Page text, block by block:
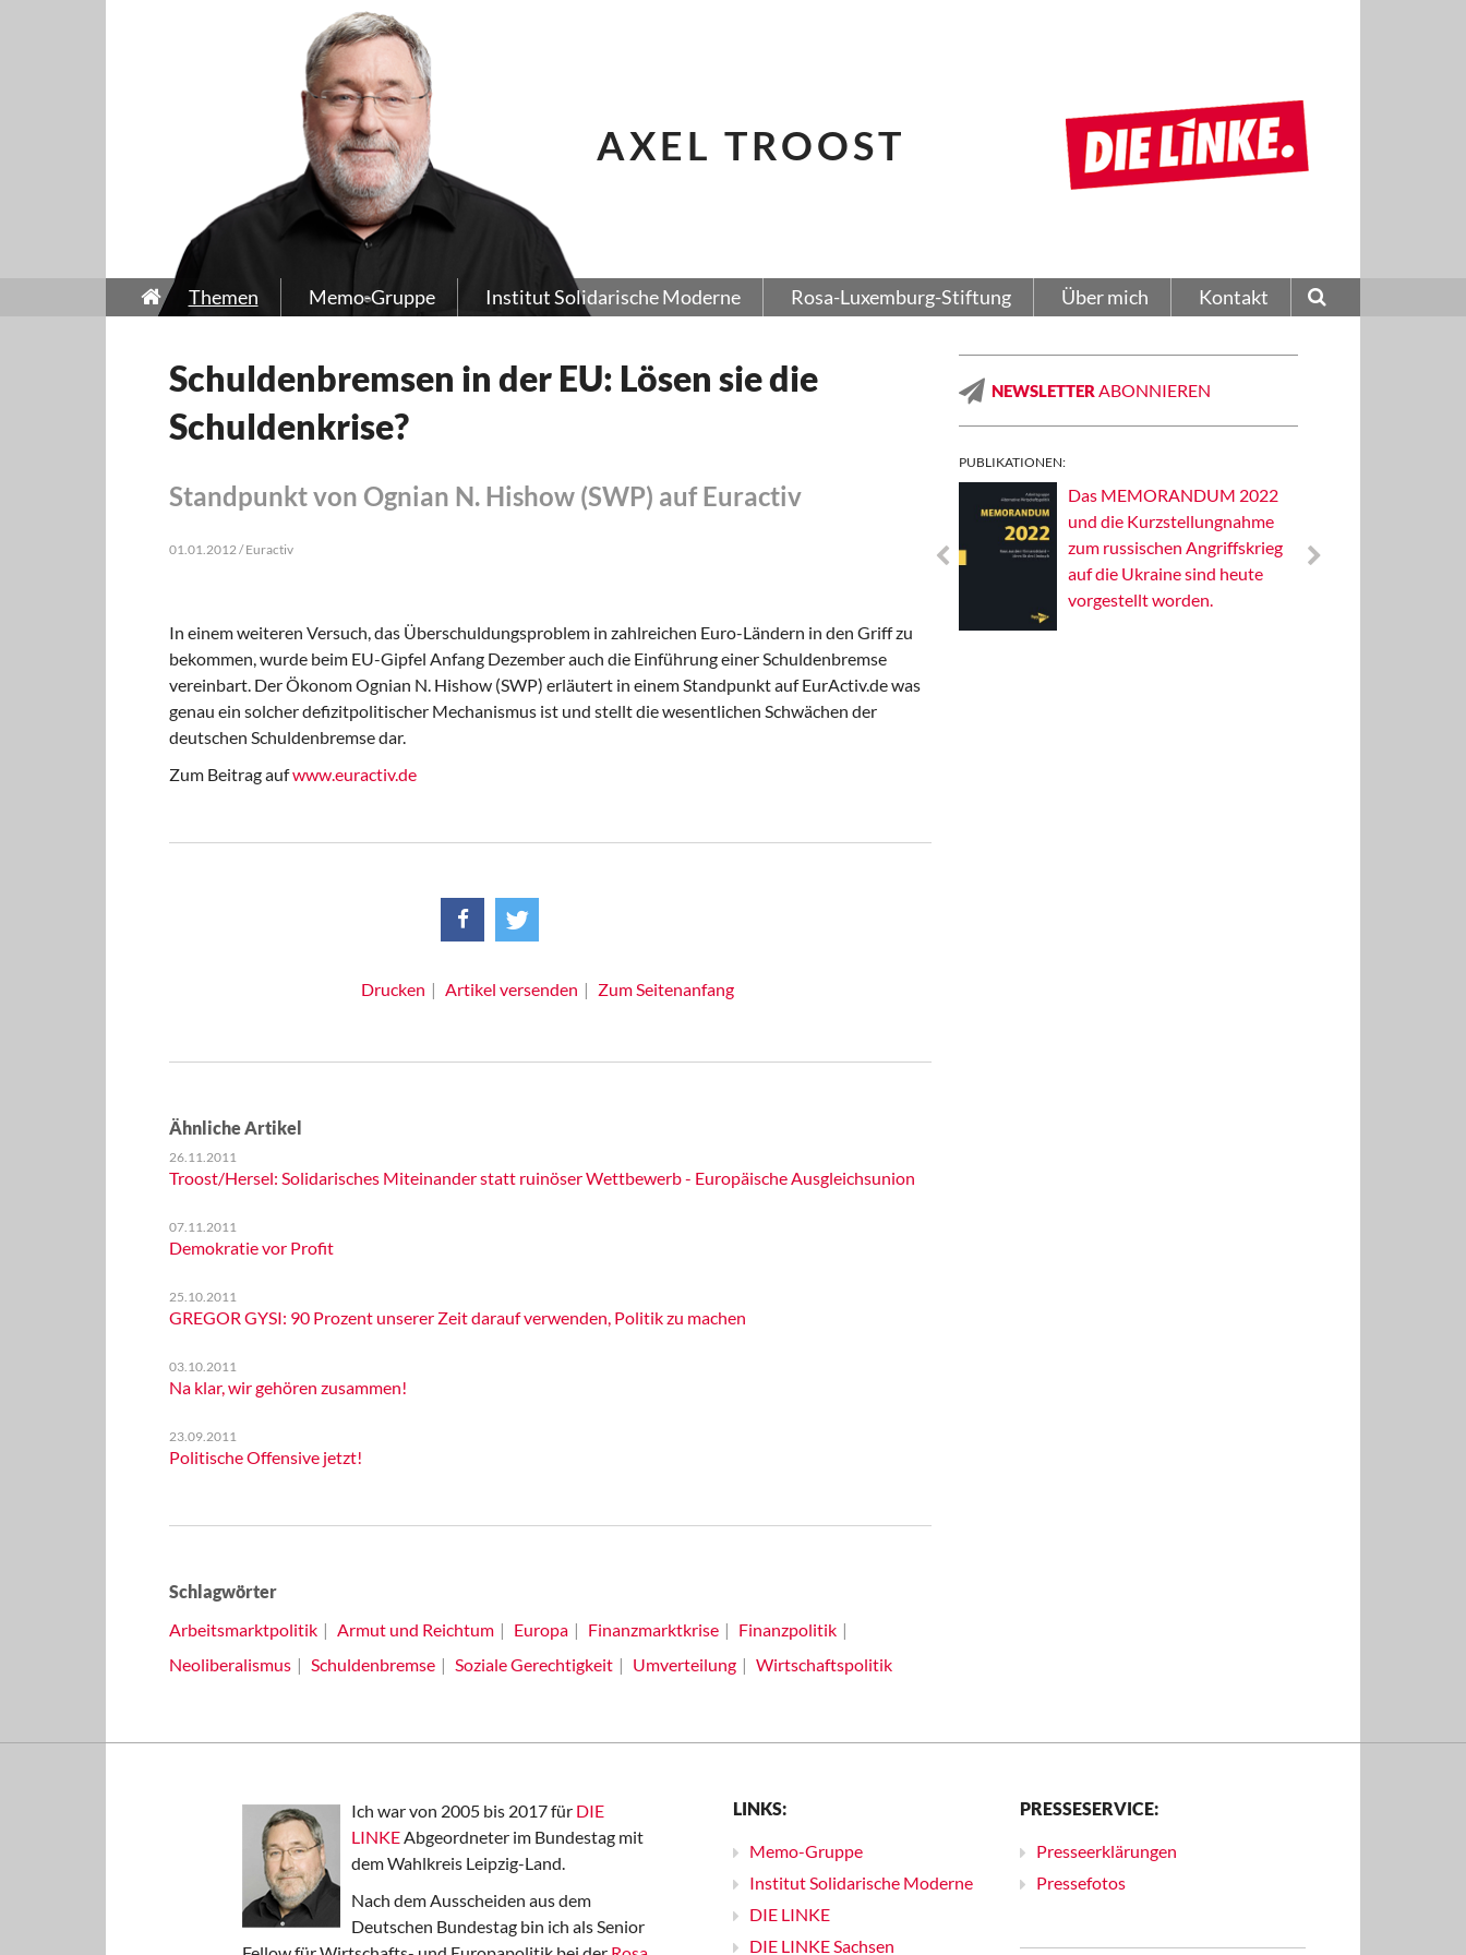
AXEL TROOST
Themen Memo-Gruppe Institut Solidarische Moderne Rosa-Luxemburg-Stiftung Über mich Kontakt
Schuldenbremsen in der EU: Lösen sie die
Schuldenkrise?
Standpunkt von Ognian N. Hishow (SWP) auf Euractiv
01.01.2012 / Euractiv
In einem weiteren Versuch, das Überschuldungsproblem in zahlreichen Euro-Ländern in den Griff zu
bekommen, wurde beim EU-Gipfel Anfang Dezember auch die Einführung einer Schuldenbremse
vereinbart. Der Ökonom Ognian N. Hishow (SWP) erläutert in einem Standpunkt auf EurActiv.de was
genau ein solcher defizitpolitischer Mechanismus ist und stellt die wesentlichen Schwächen der
deutschen Schuldenbremse dar.
Zum Beitrag aufwww.euractiv.de
Drucken Artikel versenden Zum Seitenanfang
Ähnliche Artikel
26.11.2011
Troost/Hersel: Solidarisches Miteinander statt ruinöser Wettbewerb - Europäische Ausgleichsunion
07.11.2011
Demokratie vor Profit
25.10.2011
GREGOR GYSI: 90 Prozent unserer Zeit darauf verwenden, Politik zu machen
03.10.2011
Na klar, wir gehören zusammen!
23.09.2011
Politische Offensive jetzt!
Schlagwörter
Arbeitsmarktpolitik
Armut und Reichtum Europa Finanzmarktkrise
Finanzpolitik
Neoliberalismus
Schuldenbremse Soziale Gerechtigkeit Umverteilung Wirtschaftspolitik
NEWSLETTER ABONNIEREN
PUBLIKATIONEN:
Solidarisches EUropa -
Das MEMORANDUM 2022
und die Kurzstellungnahme
zum russischen Angriffskrieg
auf die Ukraine sind heute
vorgestellt worden.
Ich war von 2005 bis 2017 für DIE
LINKEAbgeordneter im Bundestag mit
dem Wahlkreis Leipzig-Land.
Nach dem Ausscheiden aus dem
Deutschen Bundestag bin ich als Senior
LINKS:
Memo-Gruppe
Institut Solidarische Moderne
DIE LINKE
DIE LINKE Sachsen
PRESSESERVICE:
Presseerklärungen
Pressefotos